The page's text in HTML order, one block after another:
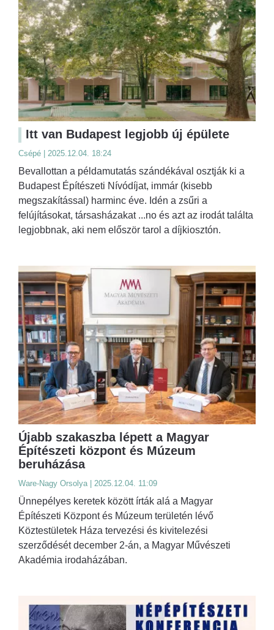
Itt van Budapest legjobb új épülete
Csépé | 2025.12.04. 18:24
Bevallottan a példamutatás szándékával osztják ki a
Budapest Építészeti Nívódíjat, immár (kisebb
megszakítással) harminc éve. Idén a zsűri a
felújításokat, társasházakat ...no és azt az irodát találta
legjobbnak, aki nem először tarol a díjkiosztón.
Újabb szakaszba lépett a Magyar
Építészeti központ és Múzeum
beruházása
Ware-Nagy Orsolya | 2025.12.04. 11:09
Ünnepélyes keretek között írták alá a Magyar
Építészeti Központ és Múzeum területén lévő
Köztestületek Háza tervezési és kivitelezési
szerződését december 2-án, a Magyar Művészeti
Akadémia irodaházában.